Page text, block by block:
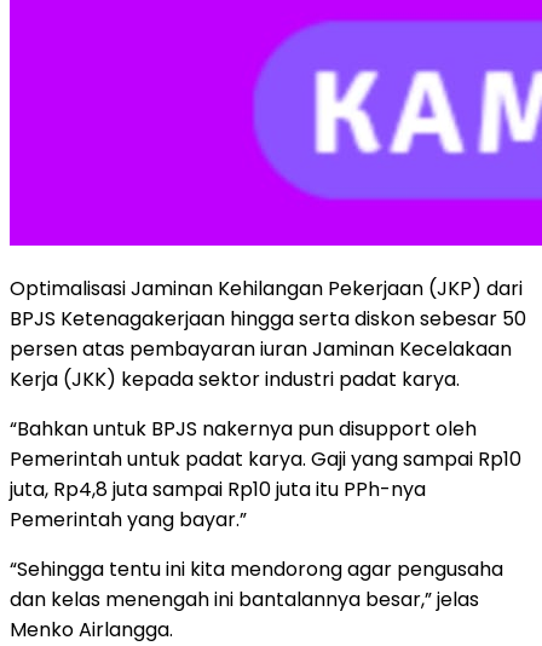
Optimalisasi Jaminan Kehilangan Pekerjaan (JKP) dari
BPJS Ketenagakerjaan hingga serta diskon sebesar 50
persen atas pembayaran iuran Jaminan Kecelakaan
Kerja (JKK) kepada sektor industri padat karya.
“Bahkan untuk BPJS nakernya pun disupport oleh
Pemerintah untuk padat karya. Gaji yang sampai Rp10
juta, Rp4,8 juta sampai Rp10 juta itu PPh-nya
Pemerintah yang bayar.”
“Sehingga tentu ini kita mendorong agar pengusaha
dan kelas menengah ini bantalannya besar,” jelas
Menko Airlangga.